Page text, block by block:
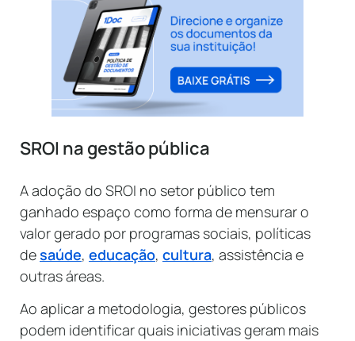
SROI na gestão pública
A adoção do SROI no setor público tem
ganhado espaço como forma de mensurar o
valor gerado por programas sociais, políticas
desaúde, educação, cultura, assistência e
outras áreas.
Ao aplicar a metodologia, gestores públicos
podem identificar quais iniciativas geram mais